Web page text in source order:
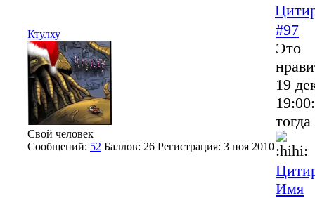
Ктулху
Свой человек
Сообщений: 52 Баллов: 26 Регистрация: 3 ноя 2010
#97
Это
19
Имя